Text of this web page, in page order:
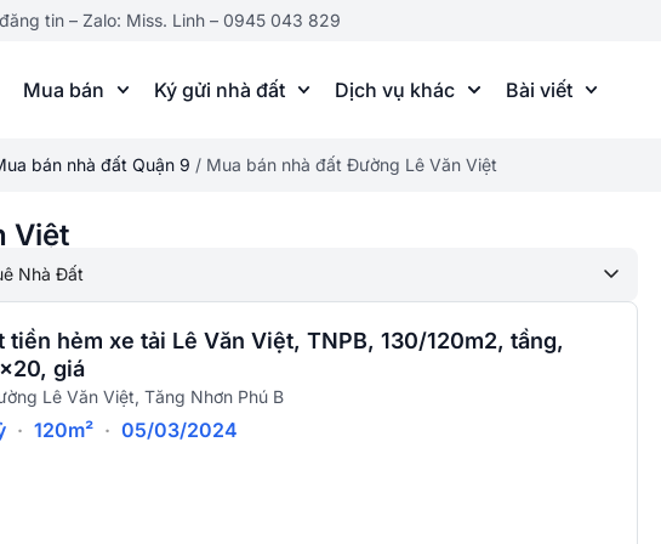
tin – Zalo: Miss. Linh – 0945 043 829
Mua bán Ký gửi nhà đất Dịch vụ khác Bài viết
bán nhà đất Quận 9 / Mua bán nhà đất Đường Lê Văn Việt
Việt
Nhà Đất
tiền hẻm xe tải Lê Văn Việt, TNPB, 130/120m2, tầng,
giá
Lê Văn Việt, Tăng Nhơn Phú B
· 120m² · 05/03/2024